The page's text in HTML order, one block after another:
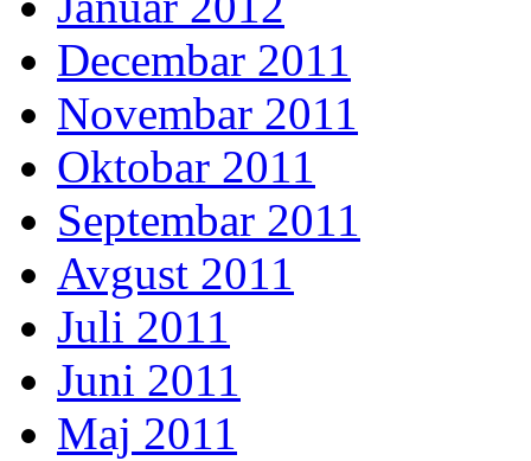
Decembar 2011
Novembar 2011
Oktobar 2011
Septembar 2011
Avgust 2011
Juli 2011
Juni 2011
Maj 2011